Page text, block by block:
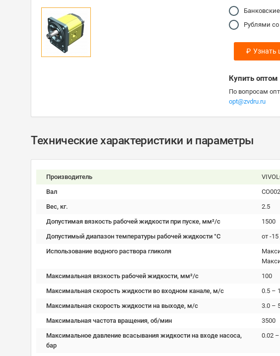
Рублями со
₽ Узнать
Купить оптом
По вопросам
opt@zvdru.ru
Технические характеристики и параметры
Производитель
Вал
Вес, кг.
2.5
Допустимая вязкость рабочей жидкости при пуске, мм²/c
1500
Допустимый диапазон температуры рабочей жидкости °C
от -
Использование водного раствора гликоля
Максимальная вязкость рабочей жидкости, мм²/c
100
Максимальная скорость жидкости во входном канале, м/с
0.5 –
Максимальная скорость жидкости на выходе, м/с
3.0 –
Максимальная частота вращения, об/мин
3500
Максимальное давление всасывания жидкости на входе насоса,
бар
0.02